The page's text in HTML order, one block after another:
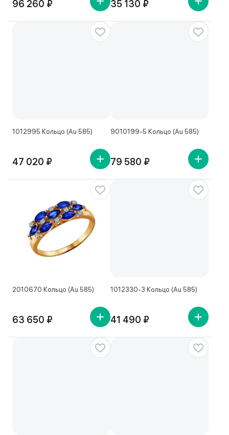
96 260 ₽ 35 130 ₽
1012995 Кольцо (Au 585)
47 020 ₽
9010199-5 Кольцо (Au 585)
79 580 ₽
2010670 Кольцо (Au 585)
63 650 ₽
1012330-3 Кольцо (Au 585)
41 490 ₽